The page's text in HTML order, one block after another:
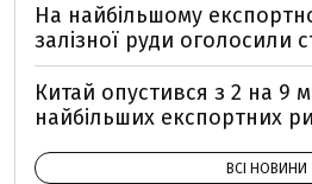
На найбільшому
залізної руди оголосили
Китай опустився з 2 на 9
найбільших експортних
ВСІ НОВИНИ